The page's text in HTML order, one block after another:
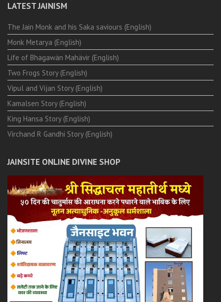
LATEST JAINISM
The Jain Monk and his Saka saviours (English)
Monk Metarya (English)
Life of Bhagawän Mahävir (English)
Two Frogs Story (English)
Vipul and Vijan Story (English)
Kamalsen Story (English)
King Hansa Story (English)
Virchand R Gandhi Story (English)
JAINSITE ONLINE DIVINE SHOP